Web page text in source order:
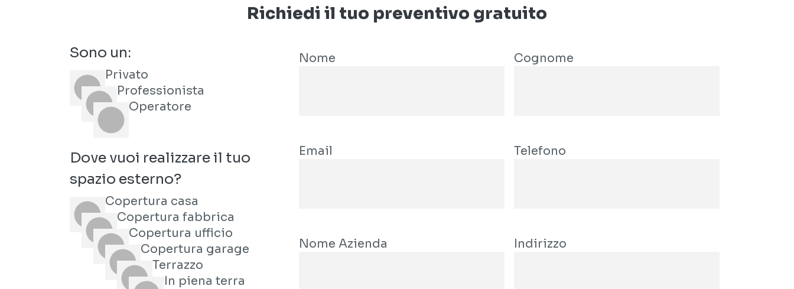
Richiedi il tuo preventivo gratuito
Sono un:
Privato
Professionista
Operatore
Dove vuoi realizzare il tuo
spazio esterno?
Copertura casa
Copertura fabbrica
Copertura ufficio
Copertura garage
Terrazzo
In piena terra
Nome Cognome
Email Telefono
Nome Azienda Indirizzo